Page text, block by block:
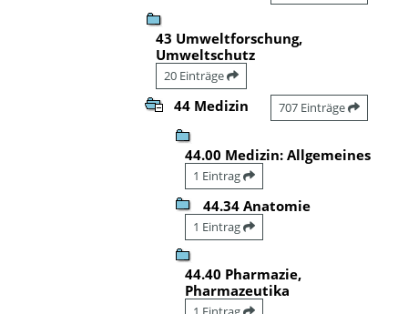
43 Umweltforschung,
Umweltschutz
20 Einträge
44 Medizin 707 Einträge
44.00 Medizin: Allgemeines
1 Eintrag
44.34 Anatomie
1 Eintrag
44.40 Pharmazie,
Pharmazeutika